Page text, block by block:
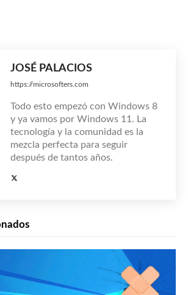
JOSÉ PALACIOS
https://microsofters.com
Todo esto empezó con Windows 8
y ya vamos por Windows 11. La
tecnología y la comunidad es la
mezcla perfecta para seguir
después de tantos años.